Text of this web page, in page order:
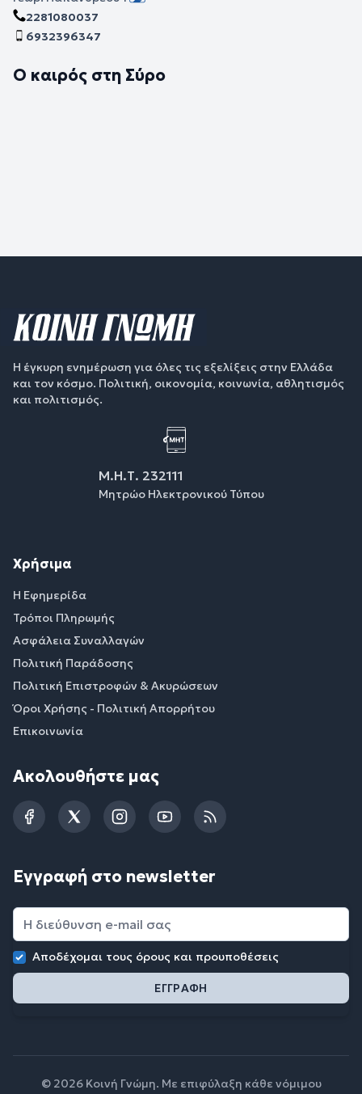
2281080037
6932396347
Ο καιρός στη Σύρο
Η έγκυρη ενημέρωση για όλες τις εξελίξεις στην Ελλάδα
και τον κόσμο. Πολιτική, οικονομία, κοινωνία, αθλητισμός
και πολιτισμός.
Μ.Η.Τ. 232111
Μητρώο Ηλεκτρονικού Τύπου
Χρήσιμα
Η Εφημερίδα
Τρόποι Πληρωμής
Ασφάλεια Συναλλαγών
Πολιτική Παράδοσης
Πολιτική Επιστροφών & Ακυρώσεων
Όροι Χρήσης - Πολιτική Απορρήτου
Επικοινωνία
Ακολουθήστε μας
FacebookTwitterInstagramYouTubeRSS
Εγγραφή στο newsletter
Αποδέχομαι τους όρους και προυποθέσεις
© 2026 Κοινή Γνώμη. Με επιφύλαξη κάθε νόμιμου